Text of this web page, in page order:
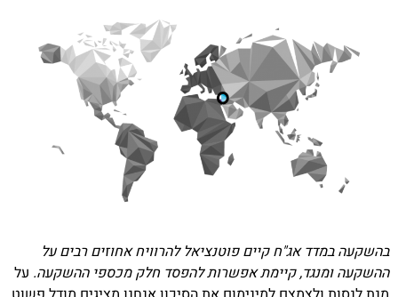
בהשקעה במדד אג"ח קיים פוטנציאל להרוויח אחוזים רבים על
ההשקעה ומנגד, קיימת אפשרות להפסד חלק מכספי ההשקעה. על